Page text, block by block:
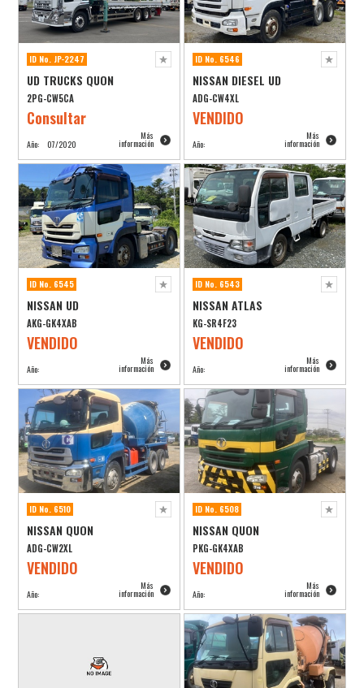
ID No. JP-2247
UD TRUCKS QUON
2PG-CW5CA
Consultar
Año: 07/2020
Más
información
ID No. 6546
NISSAN DIESEL UD
ADG-CW4XL
VENDIDO
Año:
Más
información
ID No. 6545
NISSAN UD
AKG-GK4XAB
VENDIDO
Año:
Más
información
ID No. 6543
NISSAN ATLAS
KG-SR4F23
VENDIDO
Año:
Más
información
ID No. 6510
NISSAN QUON
ADG-CW2XL
VENDIDO
Año:
Más
información
ID No. 6508
NISSAN QUON
PKG-GK4XAB
VENDIDO
Año:
Más
información